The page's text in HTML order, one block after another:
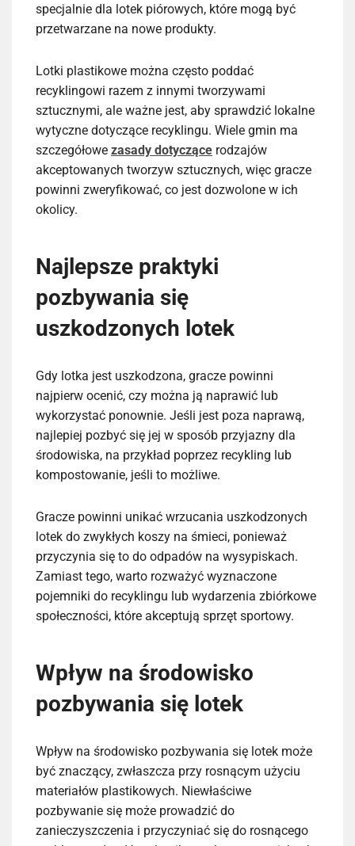
specjalnie dla lotek piórowych, które mogą być
przetwarzane na nowe produkty.
Lotki plastikowe można często poddać
recyklingowi razem z innymi tworzywami
sztucznymi, ale ważne jest, aby sprawdzić lokalne
wytyczne dotyczące recyklingu. Wiele gmin ma
szczegółowe zasady dotyczące rodzajów
akceptowanych tworzyw sztucznych, więc gracze
powinni zweryfikować, co jest dozwolone w ich
okolicy.
Najlepsze praktyki
pozbywania się
uszkodzonych lotek
Gdy lotka jest uszkodzona, gracze powinni
najpierw ocenić, czy można ją naprawić lub
wykorzystać ponownie. Jeśli jest poza naprawą,
najlepiej pozbyć się jej w sposób przyjazny dla
środowiska, na przykład poprzez recykling lub
kompostowanie, jeśli to możliwe.
Gracze powinni unikać wrzucania uszkodzonych
lotek do zwykłych koszy na śmieci, ponieważ
przyczynia się to do odpadów na wysypiskach.
Zamiast tego, warto rozważyć wyznaczone
pojemniki do recyklingu lub wydarzenia zbiórkowe
społeczności, które akceptują sprzęt sportowy.
Wpływ na środowisko
pozbywania się lotek
Wpływ na środowisko pozbywania się lotek może
być znaczący, zwłaszcza przy rosnącym użyciu
materiałów plastikowych. Niewłaściwe
pozbywanie się może prowadzić do
zanieczyszczenia i przyczyniać się do rosnącego